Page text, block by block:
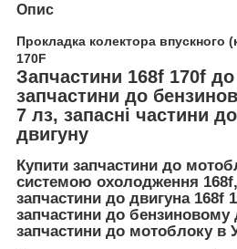
Опис
Прокладка колектора впускного
170F
Запчастини 168f 170f
запчастини до
7 лз, запасні частини
двигуну
Купити запчастини до
системою охолодження
запчастини до двигуна 168f
запчастини до бензиновому
запчастини до мотоблоку в